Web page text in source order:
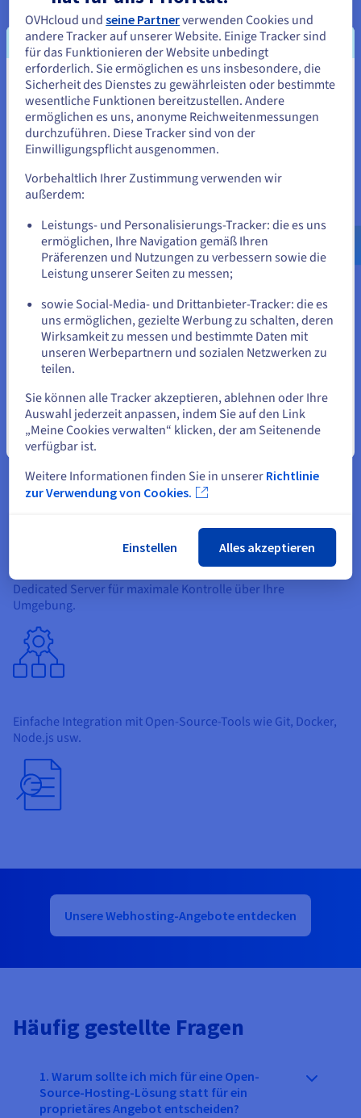
Vergleich
Unsere Angebote sind so konzipiert, dass Sie online bestellen,
innerhalb weniger Minuten deployen und ohne
Einschränkungen skalieren können – und das bei
gleichzeitiger Gewährleistung von Sicherheit, Leistung und
Support.
Unsere Lösungen für Open-
Source-Hosting
Mit OVHcloud greifen Sie auf ein umfassendes Angebot an
Open-Source-Hosting-Lösungen zu. Vom einfachen Online-
Showcase bis hin zur komplexen Unternehmensinfrastruktur
bieten wir Ihnen:
CMS-Hostings, die mit WordPress, Joomla!, Drupal usw.
kompatibel sind.
Skalierbare Cloud-Lösungen für Ihre Business-
Anwendungen.
Dedicated Server für maximale Kontrolle über Ihre
Umgebung.
Einfache Integration mit Open-Source-Tools wie Git, Docker,
Node.js usw.
Unsere Webhosting-Angebote entdecken
Häufig gestellte Fragen
1. Warum sollte ich mich für eine Open-
Source-Hosting-Lösung statt für ein
proprietäres Angebot entscheiden?
Sie scheinen sich in Vereinigte
Staaten zu befinden.
Wenn Sie aus Vereinigte Staaten bestellen möchten, müssen Sie
sich auf der entsprechenden Website umsehen und dort einen
Account erstellen.
us.ovhcloud.com/
Englisch USD - $
oder
Auf der aktuellen Website bleiben
Eine andere Website wählen
Schließen
OVHcloud undseine Partnerverwenden Cookies und
andere Tracker auf unserer Website. Einige Tracker sind
für das Funktionieren der Website unbedingt
erforderlich. Sie ermöglichen es uns insbesondere, die
Sicherheit des Dienstes zu gewährleisten oder bestimmte
wesentliche Funktionen bereitzustellen. Andere
ermöglichen es uns, anonyme Reichweitenmessungen
durchzuführen. Diese Tracker sind von der
Einwilligungspflicht ausgenommen.
Vorbehaltlich Ihrer Zustimmung verwenden wir
außerdem:
Leistungs- und Personalisierungs-Tracker: die es uns
ermöglichen, Ihre Navigation gemäß Ihren
Präferenzen und Nutzungen zu verbessern sowie die
Leistung unserer Seiten zu messen;
sowie Social-Media- und Drittanbieter-Tracker: die es
uns ermöglichen, gezielte Werbung zu schalten, deren
Wirksamkeit zu messen und bestimmte Daten mit
unseren Werbepartnern und sozialen Netzwerken zu
teilen.
Sie können alle Tracker akzeptieren, ablehnen oder Ihre
Auswahl jederzeit anpassen, indem Sie auf den Link
„Meine Cookies verwalten“ klicken, der am Seitenende
verfügbar ist.
Weitere Informationen finden Sie in unserer Richtlinie
zur Verwendung von Cookies.
Einstellen Alles akzeptieren